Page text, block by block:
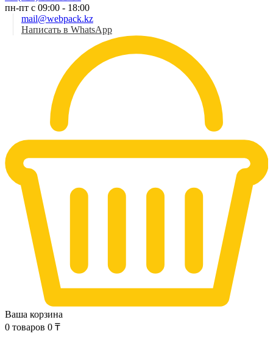
пн-пт с 09:00 - 18:00
mail@webpack.kz
Написать в WhatsApp
Ваша корзина
0 товаров 0 ₸